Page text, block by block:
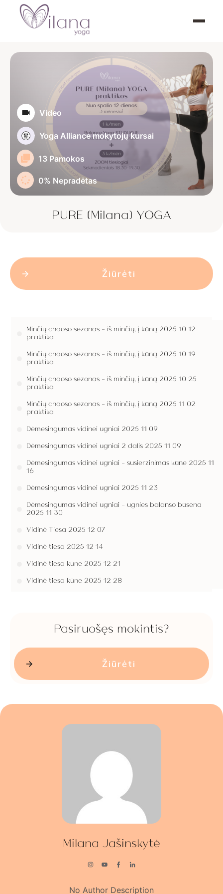
Video
Yoga Alliance mokytojų kursai
13 Pamokos
0% Nepradėtas
PURE (Milana) YOGA
Žiūrėti
Minčių chaoso sezonas - iš minčių, į kūną 2025 10 12
praktika
Minčių chaoso sezonas - iš minčių, į kūną 2025 10 19
praktika
Minčių chaoso sezonas - iš minčių, į kūną 2025 10 25
praktika
Minčių chaoso sezonas - iš minčių, į kūną 2025 11 02
praktika
Dėmesingumas vidinei ugniai 2025 11 09
Dėmesingumas vidinei ugniai 2 dalis 2025 11 09
Dėmesingumas vidinei ugniai - susierzinimas kūne 2025 11
16
Dėmesingumas vidinei ugniai 2025 11 23
Dėmesingumas vidinei ugniai - ugnies balanso būsena
2025 11 30
Vidinė Tiesa 2025 12 07
Vidinė tiesa 2025 12 14
Vidinė tiesa kūne 2025 12 21
Vidinė tiesa kūne 2025 12 28
Pasiruošęs mokintis?
Žiūrėti
Milana Jašinskytė
No Author Description